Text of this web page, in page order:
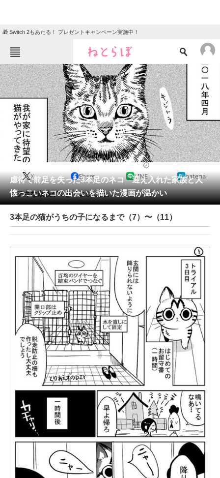
🎁 Switch 2もあたる！ プレゼントキャンペーン実施中！
ねとらぼメニュー
TOP ニュース
エンタメ クイズ
グルメ 地域
住まい 教育・育児
動物 リサーチ
会員記事
メディア
注目記事を集めた総合ページ
スマホと通信の最新トレンド
進化するPCとデバイスの未来
好きが集まる 比べて選べる
ビジネスと働き方のヒント
AI活用のいまが分かる
企業ITのトレンドを詳説
経営リーダーのコミュニティ
マーケ×ITの今がよく分かる
ITエンジニア向け専門サイト
企業向けIT製品の総合サイト
IT製品の技術・比較・事例
虐待で前足を失った3本足のネコ 迎え入れた家族と人
懐っこいネコの出会いを描いた漫画が温かい
X Share LINE hatena
ステキな家族ができてよかった。
3本足の猫がうちの子になるまで（7）〜（11）